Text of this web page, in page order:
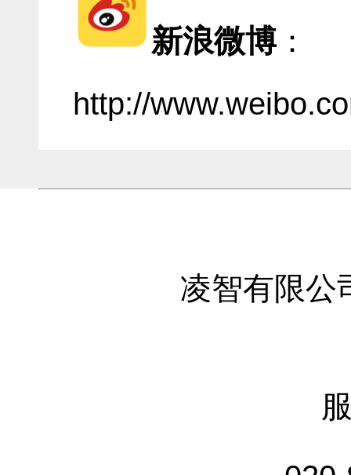
新浪微博 ：
http://
凌智有限公